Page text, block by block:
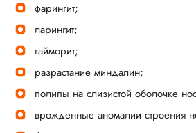
фарингит;
ларингит;
гайморит;
разрастание миндалин;
полипы на слизистой оболочке
врожденные аномалии строения